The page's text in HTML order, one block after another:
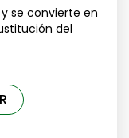
y se convierte en
del